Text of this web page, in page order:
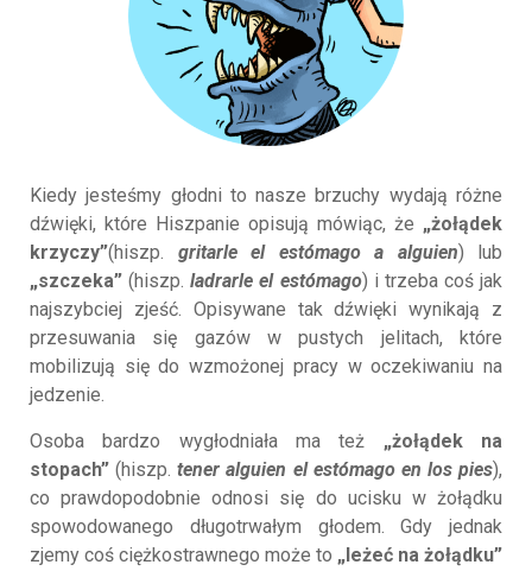
Kiedy jesteśmy głodni to nasze brzuchy wydają różne
dźwięki, które Hiszpanie opisują mówiąc, że „żołądek
krzyczy”(hiszp. gritarle el estómago a alguien) lub
„szczeka” (hiszp.ladrarle el estómago) i trzeba coś jak
najszybciej zjeść. Opisywane tak dźwięki wynikają z
przesuwania się gazów w pustych jelitach, które
mobilizują się do wzmożonej pracy w oczekiwaniu na
jedzenie.
Osoba bardzo wygłodniała ma też „żołądek na
stopach” (hiszp.tener alguien el estómago en los pies),
co prawdopodobnie odnosi się do ucisku w żołądku
spowodowanego długotrwałym głodem. Gdy jednak
zjemy coś ciężkostrawnego może to „leżeć na żołądku”